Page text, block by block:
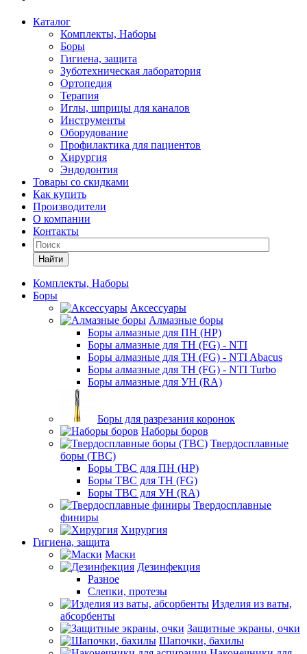
Каталог
Комплекты, Наборы
Боры
Гигиена, защита
Зуботехническая лаборатория
Ортопедия
Терапия
Иглы, шприцы для каналов
Инструменты
Оборудование
Профилактика для пациентов
Хирургия
Эндодонтия
Товары со скидками
Как купить
Производители
О компании
Контакты
Найти
Комплекты, Наборы
Боры
Аксессуары
Алмазные боры
Боры алмазные для ПН (HP)
Боры алмазные для ТН (FG) - NTI
Боры алмазные для ТН (FG) - NTI Abacus
Боры алмазные для ТН (FG) - NTI Turbo
Боры алмазные для УН (RA)
Боры для разрезания коронок
Наборы боров
Твердосплавные
боры (ТВС)
Боры ТВС для ПН (HP)
Боры ТВС для ТН (FG)
Боры ТВС для УН (RA)
Твердосплавные
финиры
Хирургия
Гигиена, защита
Маски
Дезинфекция
Разное
Слепки, протезы
Изделия из ваты,
абсорбенты
Защитные экраны, очки
Шапочки, бахилы